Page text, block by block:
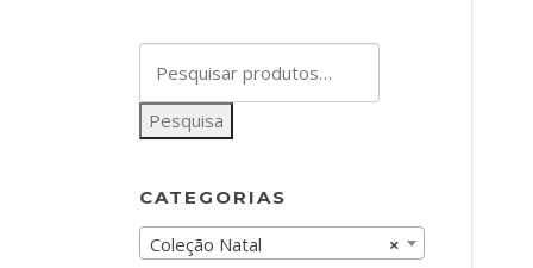
por:
Pesquisa
CATEGORIAS
×
Coleção Natal